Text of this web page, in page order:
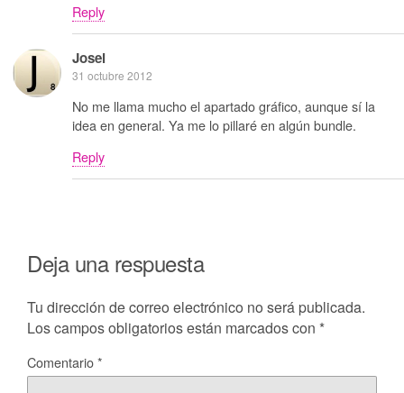
Reply
Josei
31 octubre 2012
No me llama mucho el apartado gráfico, aunque sí la
idea en general. Ya me lo pillaré en algún bundle.
Reply
Deja una respuesta
Tu dirección de correo electrónico no será publicada.
Los campos obligatorios están marcados con *
Comentario*